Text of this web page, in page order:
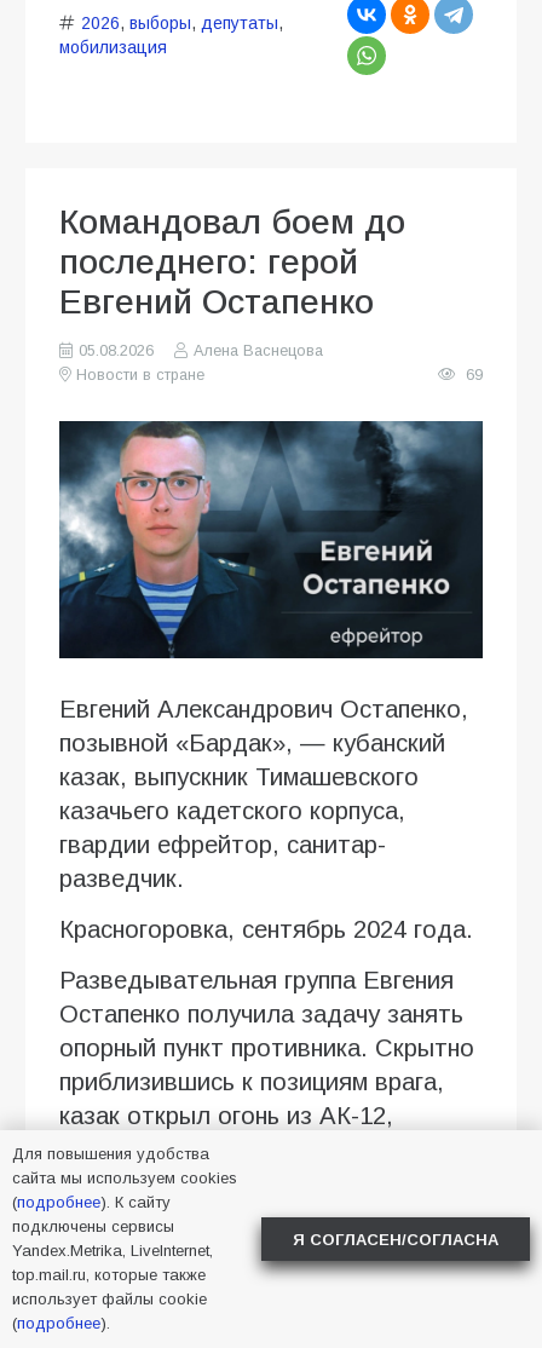
2026, выборы, депутаты,
мобилизация
Командовал боем до
последнего: герой
Евгений Остапенко
05.08.2026
Алена Васнецова
Новости в стране
69
Евгений Александрович Остапенко,
позывной «Бардак», — кубанский
казак, выпускник Тимашевского
казачьего кадетского корпуса,
гвардии ефрейтор, санитар-
разведчик.
Красногоровка, сентябрь 2024 года.
Разведывательная группа Евгения
Остапенко получила задачу занять
опорный пункт противника. Скрытно
приблизившись к позициям врага,
казак открыл огонь из АК-12,
уничтожил шестерых боевиков,
после чего сопротивление
противника было подавлено.
На следующий день противник
попытался зайти в тыл российских
подразделений. Остапенко первым
Для повышения удобства
сайта мы используем cookies
(подробнее). К сайту
подключены сервисы
Yandex.Metrika, LiveInternet,
top.mail.ru, которые также
использует файлы cookie
(подробнее).
Я СОГЛАСЕН/СОГЛАСНА